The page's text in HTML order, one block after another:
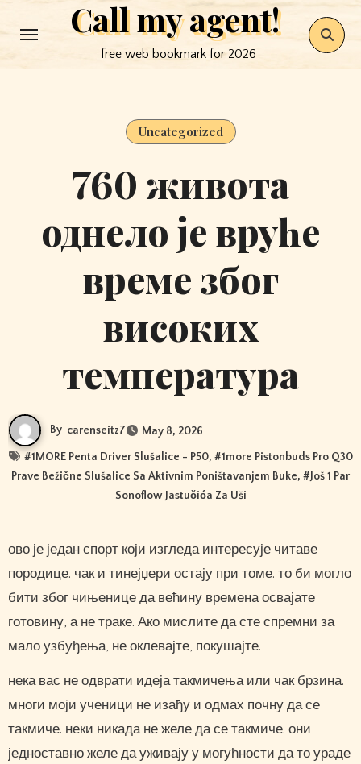
to
Call my agent!
free web bookmark for 2026
Uncategorized
760 живота
однело је вруће
време због
високих
температура
By carenseitz7 May 8, 2026
#1MORE Penta Driver Slušalice - P50, #1more Pistonbuds Pro Q30
Prave Bežične Slušalice Sa Aktivnim Poništavanjem Buke, #Još 1 Par
Sonoflow Jastučića Za Uši
ово је један спорт који изгледа интересује читаве
породице. чак и тинејџери остају при томе. то би могло
бити због чињенице да већину времена освајате
готовину, а не траке. Ако мислите да сте спремни за
мало узбуђења, не оклевајте, покушајте.
нека вас не одврати идеја такмичења или чак брзина.
многи моји ученици не изађу и одмах почну да се
такмиче. неки никада не желе да се такмиче. они
једноставно желе да уживају у могућности да то ураде